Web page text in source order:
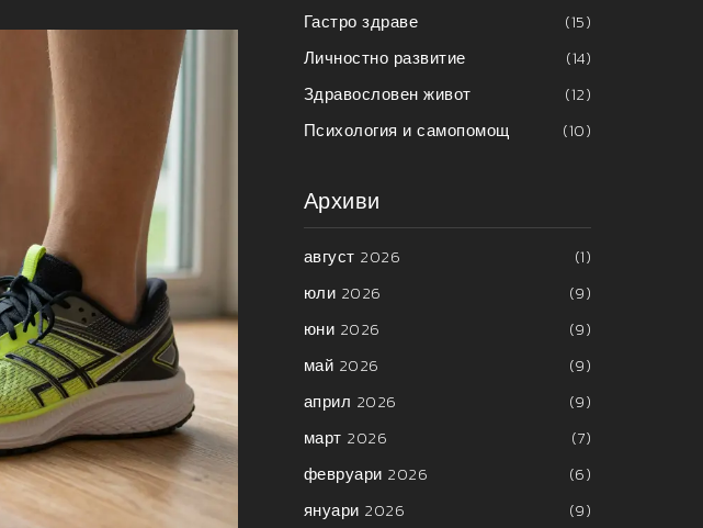
Гастро здраве
(15)
Личностно развитие
(14)
Здравословен живот
(12)
Психология и самопомощ
(10)
Архиви
август 2026
(1)
юли 2026
(9)
юни 2026
(9)
май 2026
(9)
април 2026
(9)
март 2026
(7)
февруари 2026
(6)
януари 2026
(9)